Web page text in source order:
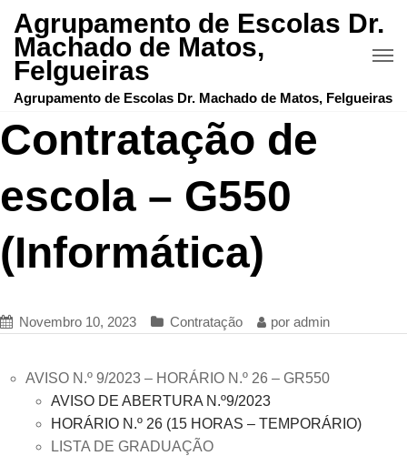
Agrupamento de Escolas Dr.
Machado de Matos,
Felgueiras
Agrupamento de Escolas Dr. Machado de Matos, Felgueiras
Contratação de
escola – G550
(Informática)
Novembro 10, 2023 Contratação por admin
AVISO N.º 9/2023 – HORÁRIO N.º 26 – GR550
AVISO DE ABERTURA N.º9/2023
HORÁRIO N.º 26 (15 HORAS – TEMPORÁRIO)
LISTA DE GRADUAÇÃO